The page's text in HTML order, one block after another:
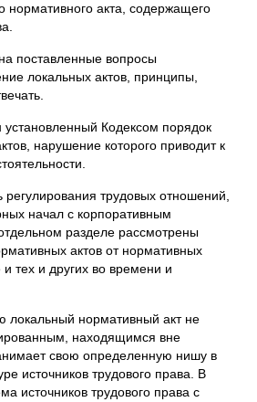
нормативного акта, содержащего
поставленные вопросы
ло­кальных актов, принципы,
Кодексом порядок
нарушение которого приводит к
регулирова­ния трудовых отношений,
начал с корпоративным
разделе рассмотрены
актов от нормативных
тех и других во времени и
локальный нор­мативный акт не
находящимся вне
свою определенную нишу в
источ­ников трудового права. В
источников трудового права с